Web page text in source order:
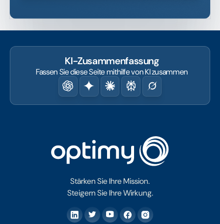
KI-Zusammenfassung
Fassen Sie diese Seite mithilfe von KI zusammen
Stärken Sie Ihre Mission.
Steigern Sie Ihre Wirkung.